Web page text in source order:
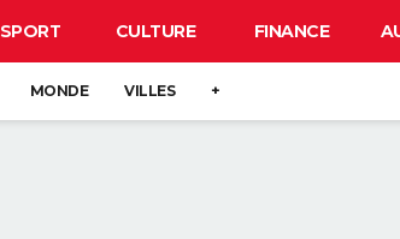
SPORT CULTURE FINANCE
MONDE VILLES +